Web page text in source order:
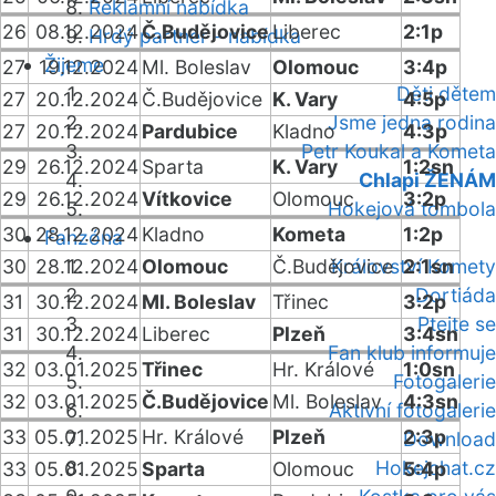
Reklamní nabídka
Hrdý partner - nabídka
Žijeme
Děti dětem
Jsme jedna rodina
Petr Koukal a Kometa
Chlapi ŽENÁM
Hokejová tombola
Fanzóna
Království Komety
Dortiáda
Ptejte se
Fan klub informuje
Fotogalerie
Aktivní fotogalerie
Download
Hokejchat.cz
26 08.12.2024Č.BudějoviceLiberec
2:1p
27
19.12.2024Ml. Boleslav Olomouc
3:4p
27 20.12.2024Č.Budějovice K. Vary
4:5p
27 20.12.2024Pardubice Kladno
4:3p
29 26.12.2024Sparta K. Vary
1:2sn
29 26.12.2024Vítkovice Olomouc
3:2p
30 28.12.2024Kladno Kometa
1:2p
30 28.12.2024Olomouc Č.Budějovice 2:1sn
31
30.12.2024Ml. Boleslav Třinec
3:2p
31
30.12.2024Liberec Plzeň
3:4sn
32 03.01.2025Třinec Hr. Králové
1:0sn
32 03.01.2025 Č.Budějovice Ml. Boleslav
4:3sn
33 05.01.2025 Hr. Králové Plzeň
2:3p
33 05.01.2025Sparta Olomouc
5:4p